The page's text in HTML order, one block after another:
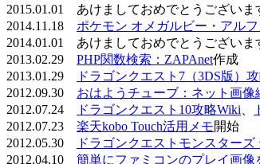
2015.01.01 あけましておめでとうございま
2014.11.18 ポケモン オメガルビー・アル
2014.01.01 あけましておめでとうございま
2013.02.29 PHP関数検索：ZAPAnet作成
2013.01.29
ドラゴンクエスト7（3DS版）
2012.09.30 おはようチューブ：ネット画像
2012.07.24
ドラゴンクエスト10攻略Wiki
2012.07.23 楽天kobo Touch活用メモ開始
2012.05.30
ドラゴンクエストモンスター
2012.04.10 簡単にファミコンのプレイ画像